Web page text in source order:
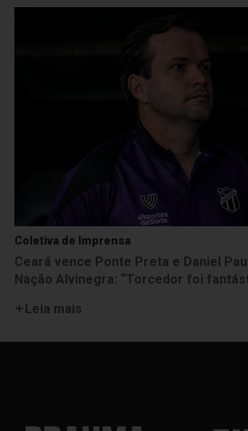
Coletiva de Imprensa
Ceará vence Ponte Preta e Daniel
Nação Alvinegra: “Torcedor foi
Leia mais